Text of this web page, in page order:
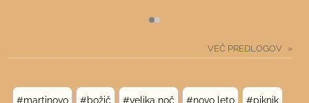
VEČ PREDLOGOV
#martinovo #božič #velika noč #novo leto #piknik